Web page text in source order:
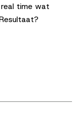
time wat